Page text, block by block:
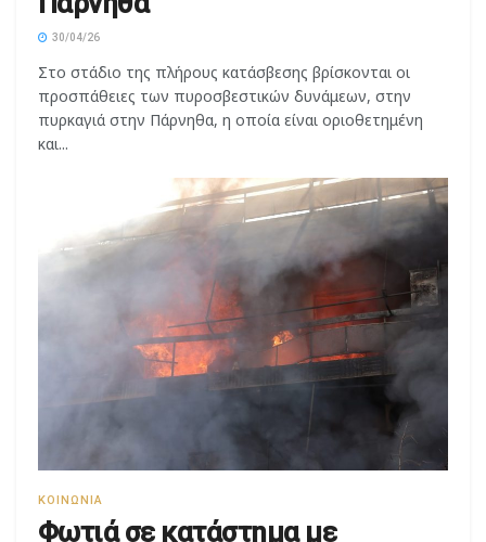
Στο στάδιο της πλήρους κατάσβεσης βρίσκονται οι
προσπάθειες των πυροσβεστικών δυνάμεων, στην
πυρκαγιά στην Πάρνηθα, η οποία είναι οριοθετημένη
και...
Φωτιά σε κατάστημα με
ανταλλακτικά στο Ίλιον